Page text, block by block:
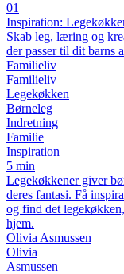
01
Inspiration:
Skab leg, læring og
der passer til dit barns
Familieliv
Familieliv
Legekøkken
Børneleg
Indretning
Familie
Inspiration
5 min
Legekøkkener giver
deres fantasi. Få
og find det
hjem.
Olivia Asmussen
Olivia
Asmussen